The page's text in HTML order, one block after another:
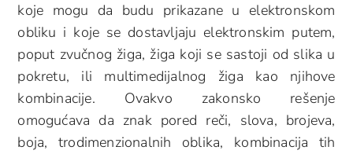
koje mogu da budu prikazane u elektronskom
obliku i koje se dostavljaju elektronskim putem,
poput zvučnog žiga, žiga koji se sastoji od slika u
pokretu, ili multimedijalnog žiga kao njihove
kombinacije. Ovakvo zakonsko rešenje
omogućava da znak pored reči, slova, brojeva,
boja, trodimenzionalnih oblika, kombinacija tih